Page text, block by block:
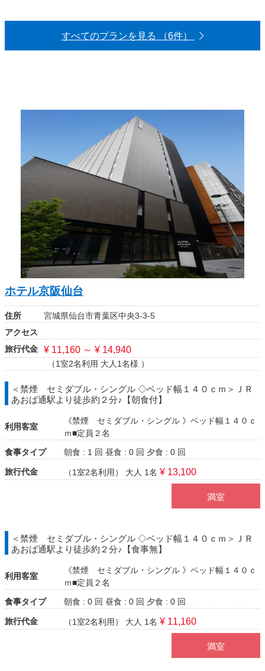
すべてのプランを見る （6件）
ホテル京阪仙台
住所
宮城県仙台市青葉区中央3-3-5
アクセス
旅行代金
¥ 11,160 ～ ¥ 14,940
（1室2名利用 大人1名様 ）
＜禁煙 セミダブル・シングル ◇ベッド幅１４０ｃｍ＞ＪＲ
あおば通駅より徒歩約２分♪【朝食付】
利用客室
《禁煙 セミダブル・シングル 》ベッド幅１４０ｃ
ｍ■定員２名
食事タイプ
朝食 : 1 回 昼食 : 0 回 夕食 : 0 回
旅行代金 （1室2名利用） 大人 1名 ¥ 13,100
満室
＜禁煙 セミダブル・シングル ◇ベッド幅１４０ｃｍ＞ＪＲ
あおば通駅より徒歩約２分♪【食事無】
利用客室
《禁煙 セミダブル・シングル 》ベッド幅１４０ｃ
ｍ■定員２名
食事タイプ
朝食 : 0 回 昼食 : 0 回 夕食 : 0 回
旅行代金 （1室2名利用） 大人 1名 ¥ 11,160
満室